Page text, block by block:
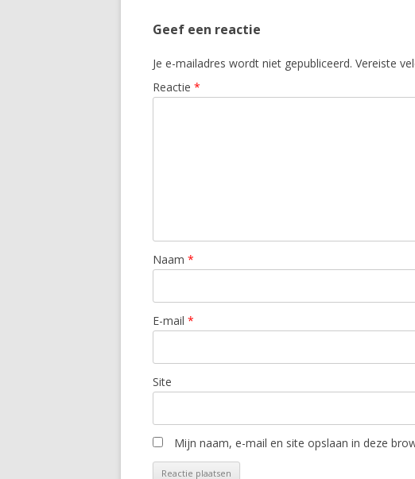
Geef een reactie
Je e-mailadres wordt niet gepubliceerd. Vereiste
Reactie *
Naam *
E-mail *
Site
Mijn naam, e-mail en site opslaan in deze